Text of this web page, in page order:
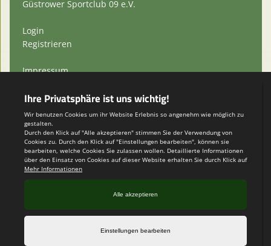
Güstrower Sportclub 09 e.V.
Login
Registrieren
Impressum
Teamsports 2
Dein Sportverein online